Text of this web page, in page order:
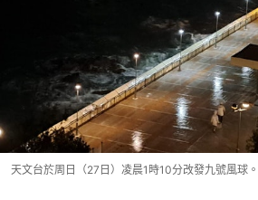
天文台於周日（27日）凌晨1時10分改發九號風球。